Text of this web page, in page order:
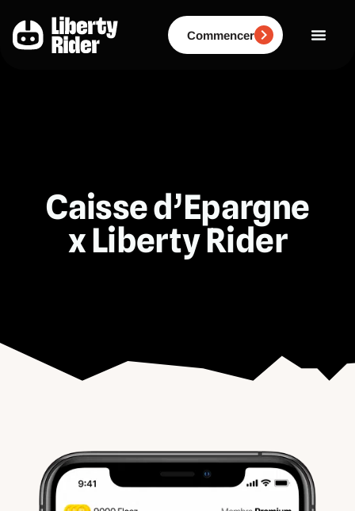
contenu
Commencer
Caisse d’Epargne
x Liberty Rider